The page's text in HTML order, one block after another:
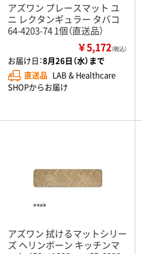
アズワン プレースマット ユ
ニ レクタンギュラー タバコ
64-4203-74 1個（直送品）
￥5,172（税込）
お届け日：8月26日（水）まで
直送品 LAB & Healthcare
SHOPからお届け
アズワン 拭けるマットシリー
ズ ヘリンボーン キッチンマ